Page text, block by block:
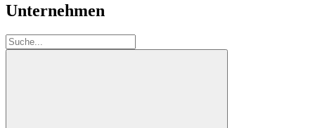
Unternehmen
Suche: